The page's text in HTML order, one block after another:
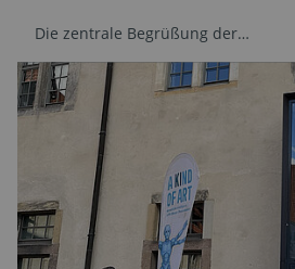
Die zentrale Begrüßung der…